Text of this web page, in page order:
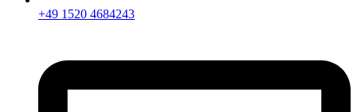
+49 1520 4684243